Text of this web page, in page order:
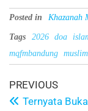
Posted in Khazanah
Tags 2026 doa
mqfmbandung muslim
PREVIOUS
Ternyata